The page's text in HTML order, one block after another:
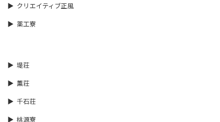
クリエイティブ正風
薬工寮
堤荘
薫荘
千石荘
桃源寮